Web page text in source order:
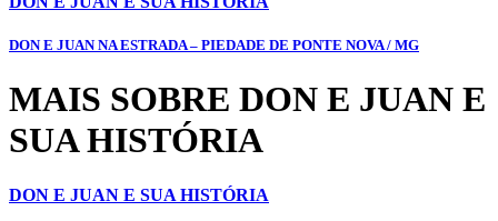
DON E JUAN NA ESTRADA – PIEDADE DE PONTE NOVA / MG
MAIS SOBRE DON E JUAN E
SUA HISTÓRIA
DON E JUAN E SUA HISTÓRIA